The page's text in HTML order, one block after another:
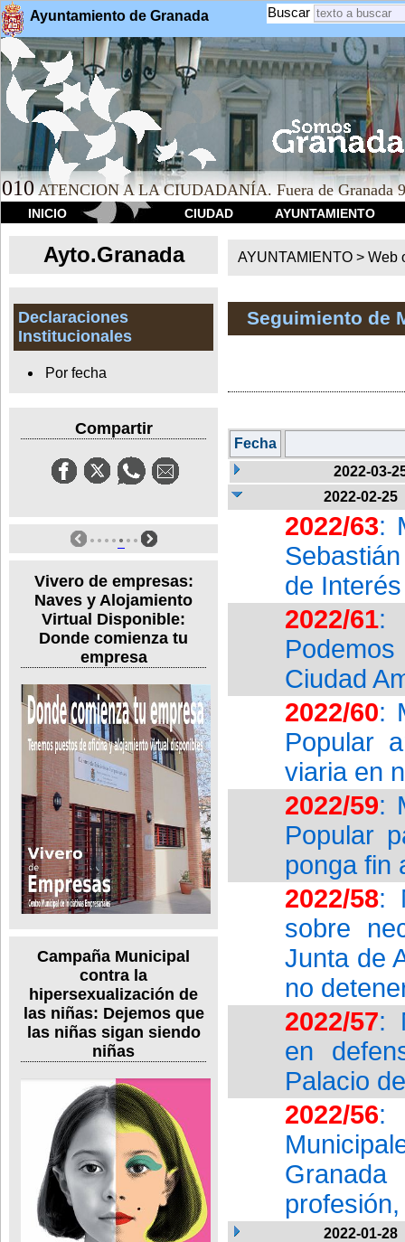
Ayuntamiento de Granada Buscar
010 ATENCION A LA CIUDADANÍA. Fuera de Granada
INICIO CIUDAD AYUNTAMIENTO
Ayto.Granada
Declaraciones
Institucionales
Por fecha
Compartir
Vivero de empresas:
Naves y Alojamiento
Virtual Disponible:
Donde comienza tu
empresa
Campaña Municipal
contra la
hipersexualización de
las niñas: Dejemos que
las niñas sigan siendo
niñas
AYUNTAMIENTO > Web
Seguimiento de
Fecha
2022-03-
2022-02-25
2022/63:
de
2022/61:
Ciudad
2022/60:
Popular
viaria en
2022/59:
Popular
ponga fin
2022/58:
sobre
Junta de
no
2022/57:
en
Palacio
2022/56:
2022-01-28